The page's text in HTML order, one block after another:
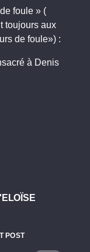
foule » (
toujours aux
de foule») :
à Denis
POST